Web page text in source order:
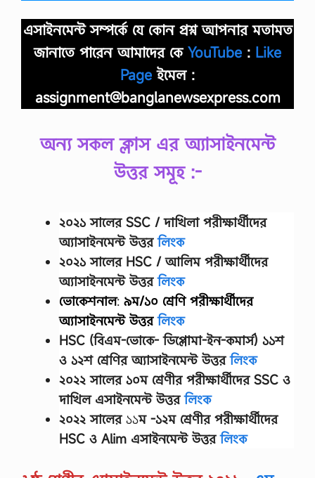
এসাইনমেন্ট সম্পর্কে যে কোন প্রশ্ন আপনার মতামত
জানাতে পারেন আমাদের কে YouTube : Like
Page ইমেল :
assignment@banglanewsexpress.com
অন্য সকল ক্লাস এর অ্যাসাইনমেন্ট
উত্তর সমূহ :-
২০২১ সালের SSC / দাখিলা পরীক্ষার্থীদের
অ্যাসাইনমেন্ট উত্তরলিংক
২০২১ সালের HSC / আলিম পরীক্ষার্থীদের
অ্যাসাইনমেন্ট উত্তরলিংক
ভোকেশনাল: ৯ম/১০ শ্রেণি পরীক্ষার্থীদের
অ্যাসাইনমেন্ট উত্তরলিংক
HSC (বিএম-ভোকে- ডিপ্লোমা-ইন-কমার্স) ১১শ
ও ১২শ শ্রেণির অ্যাসাইনমেন্ট উত্তরলিংক
২০২২ সালের ১০ম শ্রেণীর পরীক্ষার্থীদেরSSC ও
দাখিল এসাইনমেন্ট উত্তরলিংক
২০২২ সালের১১ম -১২ম শ্রেণীর পরীক্ষার্থীদের
HSC ও Alim এসাইনমেন্ট উত্তরলিংক